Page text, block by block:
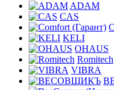
ADAM
CAS
KELI
OHAUS
Romitech
VIBRA